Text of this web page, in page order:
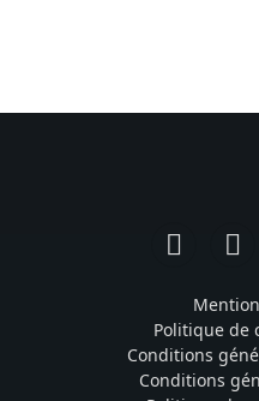
Facebook
Politique de
Conditions
Conditions